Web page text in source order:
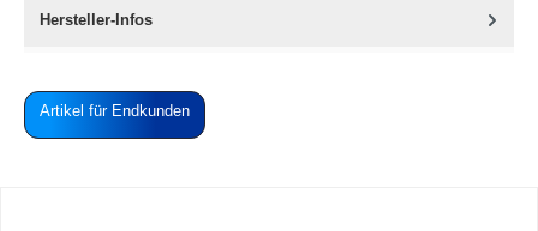
Hersteller-Infos
Artikel für Endkunden